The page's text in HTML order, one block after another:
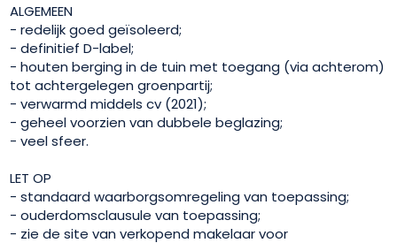
ALGEMEEN
- redelijk goed geïsoleerd;
- definitief D-label;
- houten berging in de tuin met toegang (via achterom)
tot achtergelegen groenpartij;
- verwarmd middels cv (2021);
- geheel voorzien van dubbele beglazing;
- veel sfeer.
LET OP
- standaard waarborgsomregeling van toepassing;
- ouderdomsclausule van toepassing;
- zie de site van verkopend makelaar voor